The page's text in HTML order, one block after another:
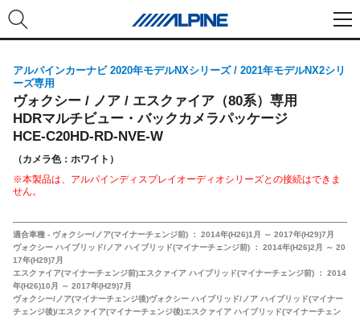
アルパインカーナビ 2020年モデルNXシリーズ / 2021年モデルNX2シリ
ーズ専用
ヴォクシー / ノア / エスクァイア（80系）専用
HDRマルチビュー・バックカメラパッケージ
HCE-C20HD-RD-NVE-W
（カメラ色：ホワイト）
※本製品は、アルパインディスプレイオーディオシリーズとの接続はできま
せん。
適合車種 - ヴォクシー/ノア(マイナーチェンジ前) ： 2014年(H26)1月 ～ 2017年(H29)7月
ヴォクシー ハイブリッド/ノア ハイブリッド(マイナーチェンジ前) ： 2014年(H26)2月 ～ 20
17年(H29)7月
エスクァイア(マイナーチェンジ前)エスクァイア ハイブリッド(マイナーチェンジ前) ： 2014
年(H26)10月 ～ 2017年(H29)7月
ヴォクシー/ノア(マイナーチェンジ後)ヴォクシー ハイブリッド/ノア ハイブリッド(マイナー
チェンジ後)/エスクァイア(マイナーチェンジ後)エスクァイア ハイブリッド(マイナーチェン